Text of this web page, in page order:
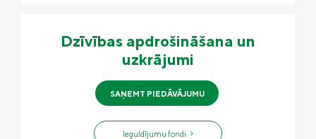
Dzīvības apdrošināšana un
uzkrājumi
SAŅEMT PIEDĀVĀJUMU
Ieguldījumu fondi